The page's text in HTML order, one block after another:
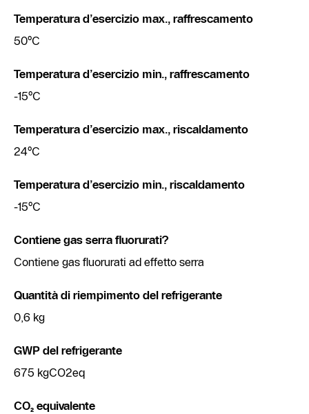
Temperatura d’esercizio max., raffrescamento
50°C
Temperatura d’esercizio min., raffrescamento
-15°C
Temperatura d’esercizio max., riscaldamento
24°C
Temperatura d’esercizio min., riscaldamento
-15°C
Contiene gas serra fluorurati?
Contiene gas fluorurati ad effetto serra
Quantità di riempimento del refrigerante
0,6 kg
GWP del refrigerante
675 kgCO2eq
CO₂ equivalente